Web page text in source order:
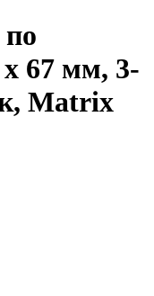
х 67 мм, 3-
Matrix